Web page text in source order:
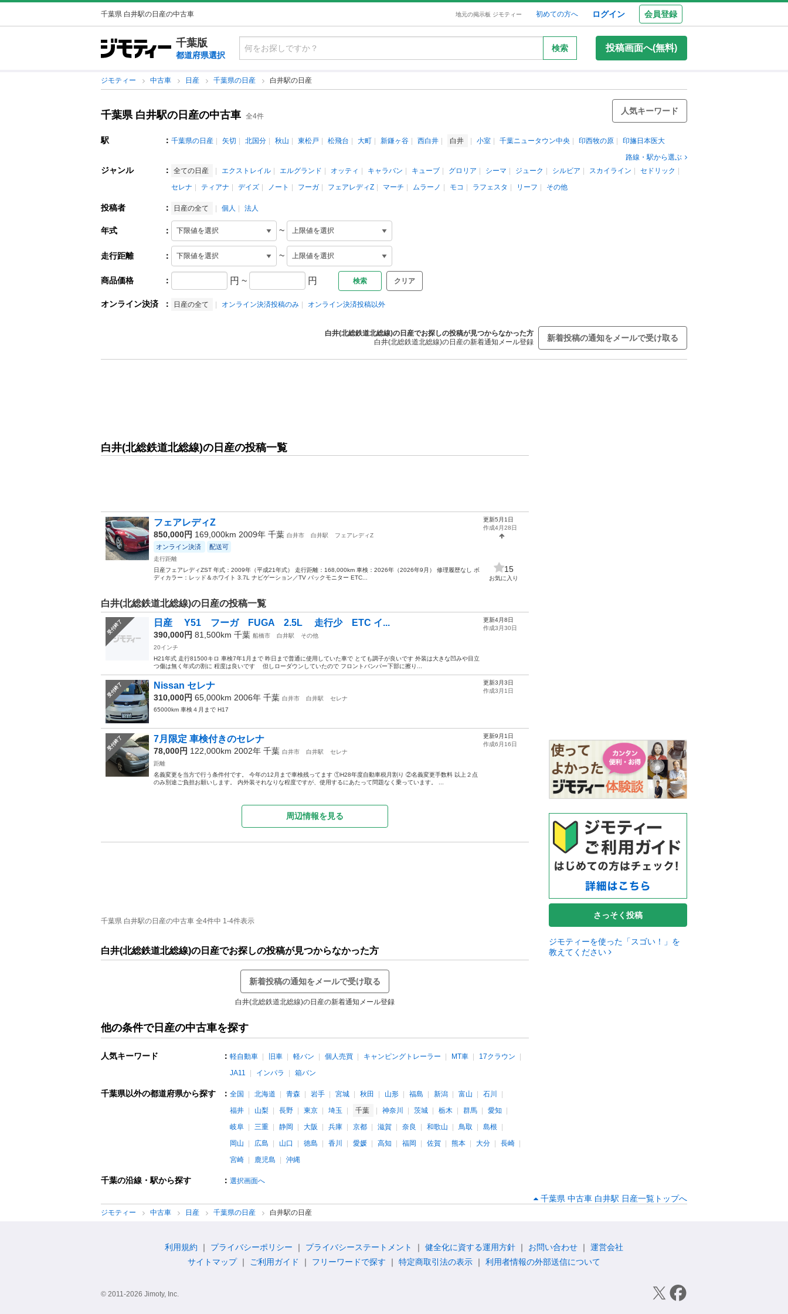
千葉県 白井駅の日産の中古車 地元の掲示板 ジモティー 初めての方へ ログイン 会員登録
千葉版
都道府県選択
検索 投稿画面へ(無料)
ジモティー 中古車 日産 千葉県の日産 白井駅の日産
千葉県 白井駅の日産の中古車 全4件
人気キーワード
駅 ： 千葉県の日産 矢切 北国分 秋山 東松戸 松飛台 大町 新鎌ヶ谷 西白井 白井 小室 千葉ニュータウン中央 印西牧の原
印旛日本医大
路線・駅から選ぶ
ジャンル ： 全ての日産 エクストレイル エルグランド オッティ キャラバン キューブ グロリア シーマ ジューク シルビア スカイライン
セドリック
セレナ
ティアナ デイズ ノート フーガ フェアレディZ マーチ ムラーノ モコ ラフェスタ リーフ その他
投稿者 ： 日産の全て 個人 法人
年式 ： ~
走行距離 ： ~
商品価格 ： 円 ~ 円 クリア
オンライン決済 ： 日産の全て オンライン決済投稿のみ オンライン決済投稿以外
白井(北総鉄道北総線)の日産でお探しの投稿が見つからなかった方
白井(北総鉄道北総線)の日産の新着通知メール登録
新着投稿の通知をメールで受け取る
白井(北総鉄道北総線)の日産の投稿一覧
フェアレディZ
850,000円 169,000km 2009年 千葉 白井市 白井駅 フェアレディZ
オンライン決済 配送可
走行距離
日産フェアレディZST 年式：2009年（平成21年式） 走行距離：168,000km 車検：2026年（2026年9月） 修理履歴なし ボ
ディカラー：レッド＆ホワイト 3.7L ナビゲーション／TV バックモニター ETC...
更新5月1日
作成4月28日
15
お気に入り
白井(北総鉄道北総線)の日産の投稿一覧
受付終了 日産 Y51 フーガ FUGA 2.5L 走行少 ETC イ...
390,000円 81,500km 千葉 船橋市 白井駅
その他
20インチ
H21年式 走行81500キロ 車検7年1月まで 昨日まで普通に使用していた車で とても調子が良いです 外装は大きな凹みや目立
つ傷は無く年式の割に 程度は良いです 但しローダウンしていたので フロントバンパー下部に擦り...
更新4月8日
作成3月30日
受付終了 Nissan セレナ
310,000円 65,000km 2006年 千葉 白井市 白井駅
セレナ
65000km 車検４月まで H17
更新3月3日
作成3月1日
受付終了 7月限定 車検付きのセレナ
78,000円 122,000km 2002年 千葉 白井市 白井駅
セレナ
距離
名義変更を当方で行う条件付です。 今年の12月まで車検残ってます ①H28年度自動車税月割り ②名義変更手数料 以上２点
のみ別途ご負担お願いします。 内外装それなりな程度ですが、使用するにあたって問題なく乗っています。 ...
更新9月1日
作成6月16日
周辺情報を見る
千葉県 白井駅の日産の中古車 全4件中 1-4件表示
白井(北総鉄道北総線)の日産でお探しの投稿が見つからなかった方
新着投稿の通知をメールで受け取る
白井(北総鉄道北総線)の日産の新着通知メール登録
他の条件で日産の中古車を探す
人気キーワード ： 軽自動車 旧車 軽バン 個人売買 キャンピングトレーラー MT車
17クラウン
JA11
インパラ 箱バン
千葉県以外の都道府県から探す ： 全国 北海道 青森 岩手 宮城 秋田 山形 福島 新潟 富山
石川
福井
山梨 長野 東京 埼玉 千葉 神奈川 茨城 栃木 群馬
愛知
岐阜
三重 静岡 大阪 兵庫 京都 滋賀 奈良 和歌山 鳥取
島根
岡山
広島 山口 徳島 香川 愛媛 高知 福岡 佐賀 熊本 大分
長崎
宮崎
鹿児島 沖縄
千葉の沿線・駅から探す ： 選択画面へ
さっそく投稿
ジモティーを使った「スゴい！」を
教えてください
千葉県 中古車 白井駅 日産一覧トップへ
ジモティー 中古車 日産 千葉県の日産 白井駅の日産
利用規約 プライバシーポリシー プライバシーステートメント 健全化に資する運用方針 お問い合わせ
運営会社
サイトマップ
ご利用ガイド フリーワードで探す 特定商取引法の表示 利用者情報の外部送信について
© 2011-2026 Jimoty, Inc.